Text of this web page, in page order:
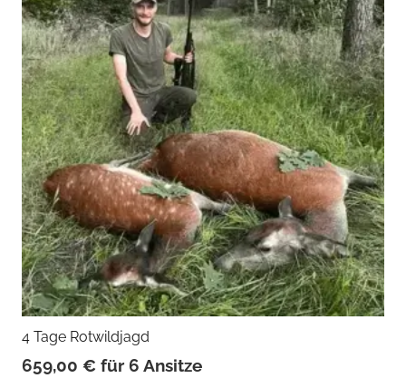
4 Tage Rotwildjagd
659,00 € für 6 Ansitze